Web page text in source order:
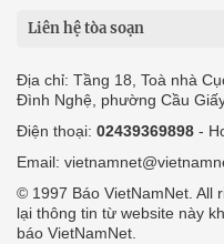
Liên hệ tòa soạn
Địa chỉ: Tầng 18, Toà nhà
Đình Nghệ, phường Cầu
Điện thoại: 02439369898 -
Email:
© 1997 Báo VietNamNet. All
lại thông tin từ website này
báo VietNamNet.